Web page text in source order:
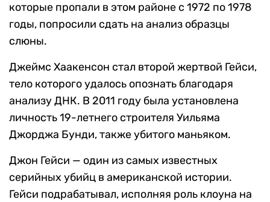
которые пропали в этом районе с 1972 по 1978
годы, попросили сдать на анализ образцы
слюны.
Джеймс Хаакенсон стал второй жертвой Гейси,
тело которого удалось опознать благодаря
анализу ДНК. В 2011 году была установлена
личность 19-летнего строителя Уильяма
Джорджа Бунди, также убитого маньяком.
Джон Гейси — один из самых известных
серийных убийц в американской истории.
Гейси подрабатывал, исполняя роль клоуна на